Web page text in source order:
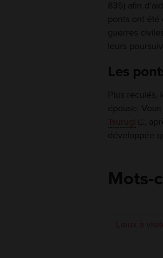
835) afin
ponts ont
guerres
leurs
Les
Plus reculés,
épouse.
Tsurugi
,
développée
Mots-
Lieux à